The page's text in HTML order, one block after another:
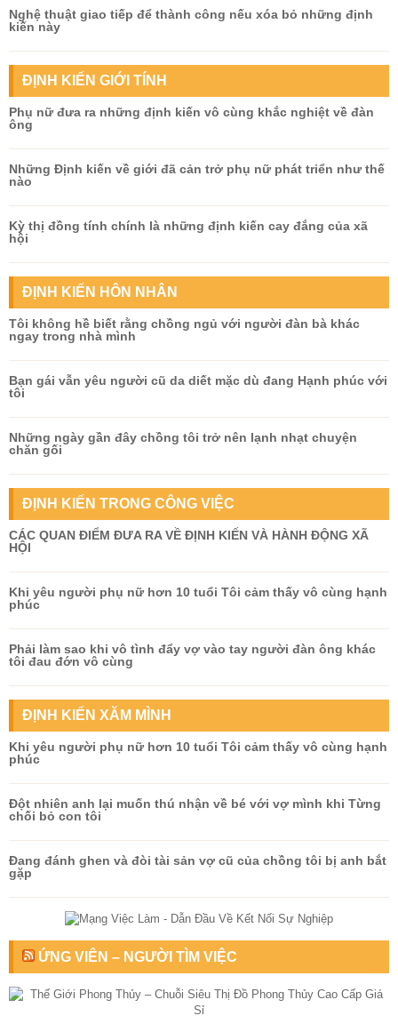
Nghệ thuật giao tiếp để thành công nếu xóa bỏ những định
kiến này
ĐỊNH KIẾN GIỚI TÍNH
Phụ nữ đưa ra những định kiến vô cùng khắc nghiệt về đàn
ông
Những Định kiến về giới đã cản trở phụ nữ phát triển như thế
nào
Kỳ thị đồng tính chính là những định kiến cay đắng của xã
hội
ĐỊNH KIẾN HÔN NHÂN
Tôi không hề biết rằng chồng ngủ với người đàn bà khác
ngay trong nhà mình
Bạn gái vẫn yêu người cũ da diết mặc dù đang Hạnh phúc với
tôi
Những ngày gần đây chồng tôi trở nên lạnh nhạt chuyện
chăn gối
ĐỊNH KIẾN TRONG CÔNG VIỆC
CÁC QUAN ĐIỂM ĐƯA RA VỀ ĐỊNH KIẾN VÀ HÀNH ĐỘNG XÃ
HỘI
Khi yêu người phụ nữ hơn 10 tuổi Tôi cảm thấy vô cùng hạnh
phúc
Phải làm sao khi vô tình đẩy vợ vào tay người đàn ông khác
tôi đau đớn vô cùng
ĐỊNH KIẾN XĂM MÌNH
Khi yêu người phụ nữ hơn 10 tuổi Tôi cảm thấy vô cùng hạnh
phúc
Đột nhiên anh lại muốn thú nhận về bé với vợ mình khi Từng
chối bỏ con tôi
Đang đánh ghen và đòi tài sản vợ cũ của chồng tôi bị anh bắt
gặp
ỨNG VIÊN – NGƯỜI TÌM VIỆC